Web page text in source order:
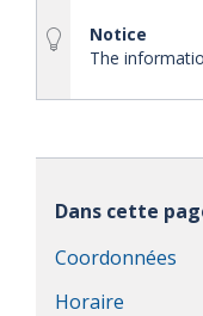
Notice
The
Dans cette
Coordonnées
Horaire